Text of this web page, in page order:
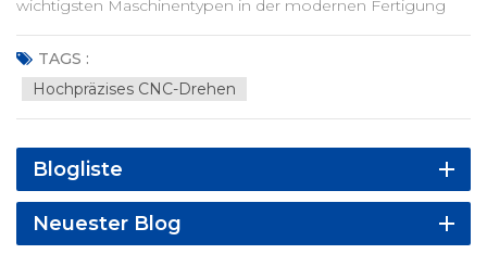
TAGS :
Hochpräzises CNC-Drehen
Blogliste
Neuester Blog